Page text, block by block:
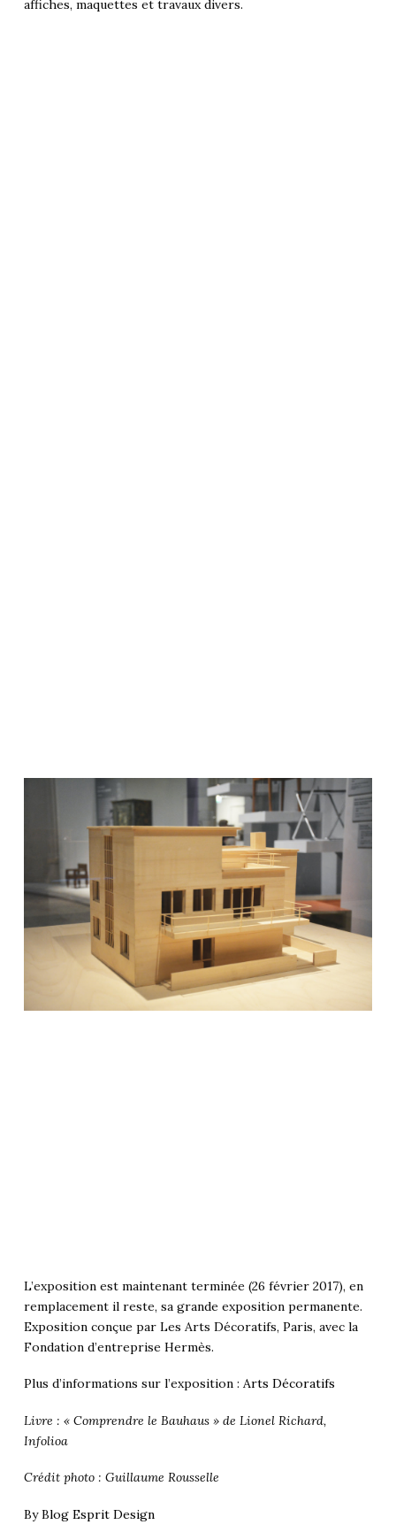
affiches, maquettes et travaux divers.
L’exposition est maintenant terminée (26 février 2017), en
remplacement il reste, sa grande exposition permanente.
Exposition conçue par Les Arts Décoratifs, Paris, avec la
Fondation d’entreprise Hermès.
Plus d’informations sur l’exposition : Arts Décoratifs
Livre : « Comprendre le Bauhaus » de Lionel Richard,
Infolioa
Crédit photo : Guillaume Rousselle
By Blog Esprit Design